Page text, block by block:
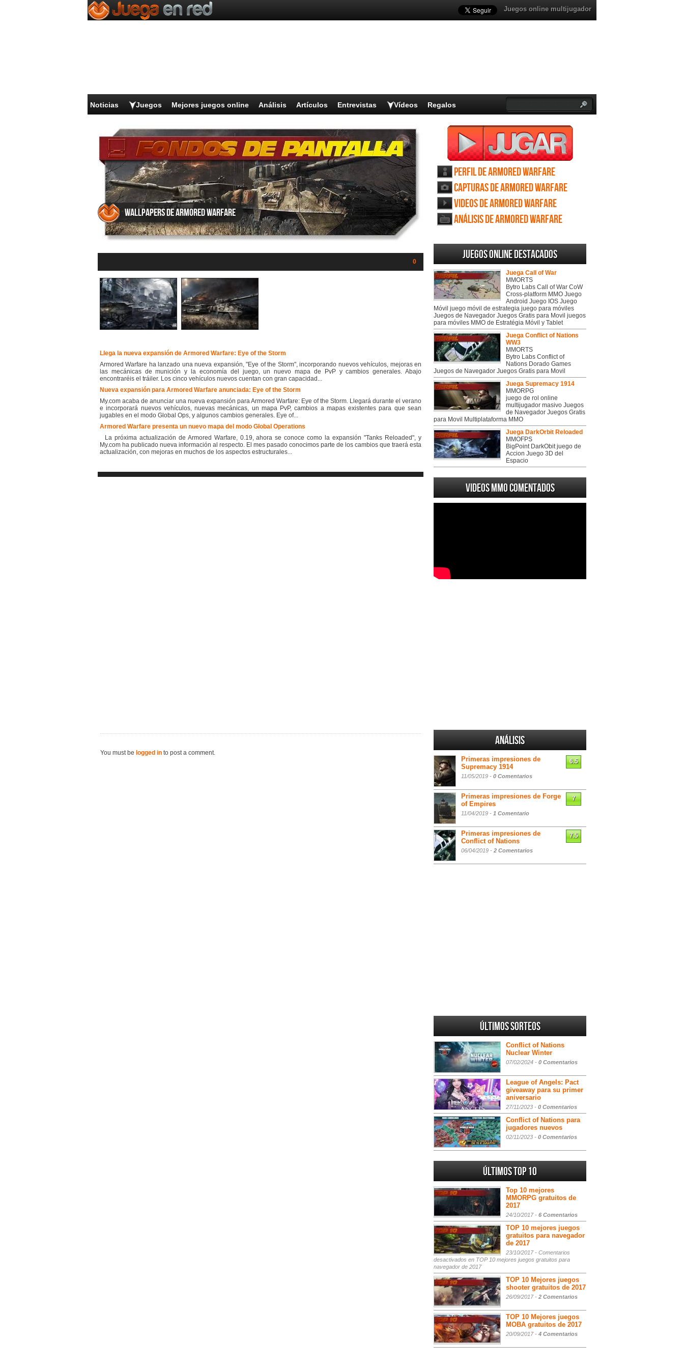
Juegos online multijugador
Noticias Juegos Mejores juegos online Análisis Artículos Entrevistas Vídeos Regalos
Wallpapers de Armored Warfare
0
Llega la nueva expansión de Armored Warfare: Eye of the Storm
Armored Warfare ha lanzado una nueva expansión, "Eye of the Storm", incorporando nuevos vehículos, mejoras en
las mecánicas de munición y la economía del juego, un nuevo mapa de PvP y cambios generales. Abajo
encontraréis el tráiler. Los cinco vehículos nuevos cuentan con gran capacidad...
Nueva expansión para Armored Warfare anunciada: Eye of the Storm
My.com acaba de anunciar una nueva expansión para Armored Warfare: Eye of the Storm. Llegará durante el verano
e incorporará nuevos vehículos, nuevas mecánicas, un mapa PvP, cambios a mapas existentes para que sean
jugables en el modo Global Ops, y algunos cambios generales. Eye of...
Armored Warfare presenta un nuevo mapa del modo Global Operations
La próxima actualización de Armored Warfare, 0.19, ahora se conoce como la expansión "Tanks Reloaded", y
My.com ha publicado nueva información al respecto. El mes pasado conocimos parte de los cambios que traerá esta
actualización, con mejoras en muchos de los aspectos estructurales...
You must be logged in to post a comment.
Perfil de Armored Warfare
Capturas de Armored Warfare
Videos de Armored Warfare
Análisis de Armored Warfare
Juegos online destacados
Juega Call of War
MMORTS
Bytro Labs Call of War CoW
Cross-platform MMO Juego
Android Juego IOS Juego
Móvil juego móvil de estrategia juego para móviles
Juegos de Navegador Juegos Gratis para Movil juegos
para móviles MMO de Estratégia Móvil y Tablet
Juega Conflict of Nations
WW3
MMORTS
Bytro Labs Conflict of
Nations Dorado Games
Juegos de Navegador Juegos Gratis para Movil
Juega Supremacy 1914
MMORPG
juego de rol online
multijugador masivo Juegos
de Navegador Juegos Gratis
para Movil Multiplataforma MMO
Juega DarkOrbit Reloaded
MMOFPS
BigPoint DarkObit juego de
Accion Juego 3D del
Espacio
Videos MMO Comentados
Análisis
Primeras impresiones de
Supremacy 1914
11/05/2019 - 0 Comentarios
6.5
Primeras impresiones de Forge
of Empires
11/04/2019 - 1 Comentario
7
Primeras impresiones de
Conflict of Nations
06/04/2019 - 2 Comentarios
7.5
Últimos sorteos
Conflict of Nations
Nuclear Winter
07/02/2024 - 0 Comentarios
League of Angels: Pact
giveaway para su primer
aniversario
27/11/2023 - 0 Comentarios
Conflict of Nations para
jugadores nuevos
02/11/2023 - 0 Comentarios
Últimos Top 10
Top 10 mejores
MMORPG gratuitos de
2017
24/10/2017 - 6 Comentarios
TOP 10 mejores juegos
gratuitos para navegador
de 2017
23/10/2017 - Comentarios
desactivados en TOP 10 mejores juegos gratuitos para
navegador de 2017
TOP 10 Mejores juegos
shooter gratuitos de 2017
26/09/2017 - 2 Comentarios
TOP 10 Mejores juegos
MOBA gratuitos de 2017
20/09/2017 - 4 Comentarios